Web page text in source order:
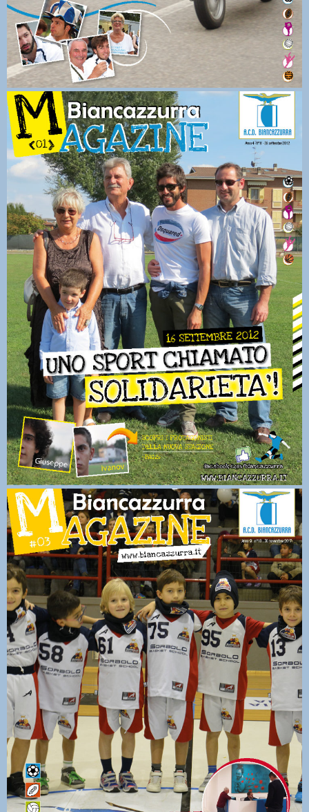
Magazine-01_2012-2013
Magazine03_2017-2018